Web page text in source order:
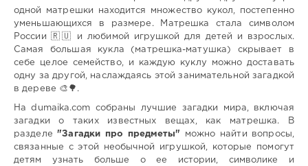
одной матрешки находится множество кукол, постепенно
уменьшающихся в размере. Матрешка стала символом
России 🇷🇺 и любимой игрушкой для детей и взрослых.
Самая большая кукла (матрешка-матушка) скрывает в
себе целое семейство, и каждую куклу можно доставать
одну за другой, наслаждаясь этой занимательной загадкой
в дереве 🎨🌳.
На dumaika.com собраны лучшие загадки мира, включая
загадки о таких известных вещах, как матрешка. В
разделе"Загадки про предметы"
можно найти вопросы,
связанные с этой необычной игрушкой, которые помогут
детям узнать больше о ее истории, символике и